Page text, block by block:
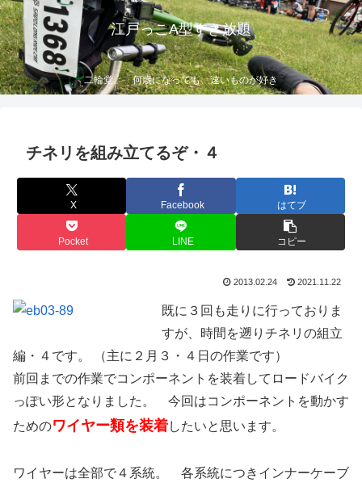
江戸っこA型すき放題
二輪党。 何歳になっても、速いものが好き
チネリを組み立てるぞ・４
X Facebook はてブ
Pocket LINE コピー
2013.02.24 2021.11.22
既に３回も走りに行っておりま
すが、時間を遡りチネリの組立
編・４です。 （主に２月３・４日の作業です）
前回までの作業でコンポーネントを装着してロードバイク
っぽい形となりました。 今回はコンポーネントを動かす
ためのワイヤー類を装着したいと思います。
ワイヤーは全部で４系統。 各系統につきインナーケーブ